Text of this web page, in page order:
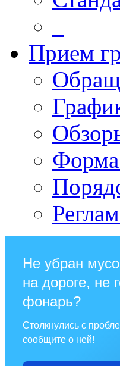
Прием
Форма
Не убран
на дороге, не
фонарь?
Столкнулись с
сообщите о ней!